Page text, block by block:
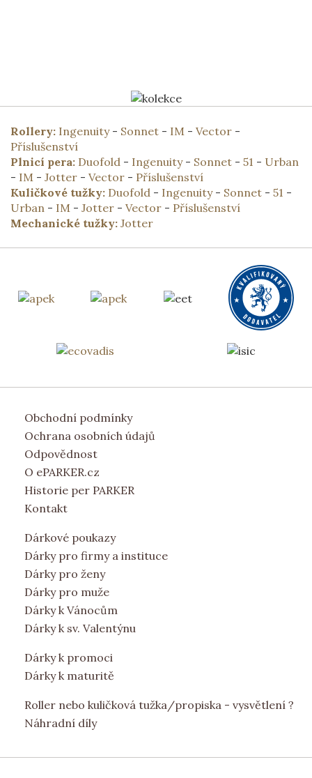
Rollery: Ingenuity- Sonnet - IM - Vector -
Příslušenství
Plnicí pera: Duofold - Ingenuity- Sonnet - 51 - Urban
- IM - Jotter - Vector - Příslušenství
Kuličkové tužky: Duofold - Ingenuity- Sonnet - 51 -
Urban - IM - Jotter - Vector - Příslušenství
Mechanické tužky: Jotter
Obchodní podmínky
Ochrana osobních údajů
Odpovědnost
O ePARKER.cz
Historie per PARKER
Kontakt
Dárkové poukazy
Dárky pro firmy a instituce
Dárky pro ženy
Dárky pro muže
Dárky k Vánocům
Dárky k sv. Valentýnu
Dárky k promoci
Dárky k maturitě
Roller nebo kuličková tužka/propiska - vysvětlení ?
Náhradní díly